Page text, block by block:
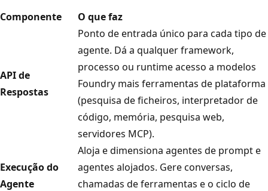
Componente O que faz
API de
Respostas
Ponto de entrada único para cada tipo de
agente. Dá a qualquer framework,
processo ou runtime acesso a modelos
Foundry mais ferramentas de plataforma
(pesquisa de ficheiros, interpretador de
código, memória, pesquisa web,
servidores MCP).
Execução do
Agente
Aloja e dimensiona agentes de prompt e
agentes alojados. Gere conversas,
chamadas de ferramentas e o ciclo de